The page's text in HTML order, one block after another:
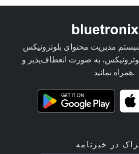
مدیریت محتوای بلوترونیکس
به صورت انعطاف‌پذیر و
همراه بمانید.
در خبرنامه